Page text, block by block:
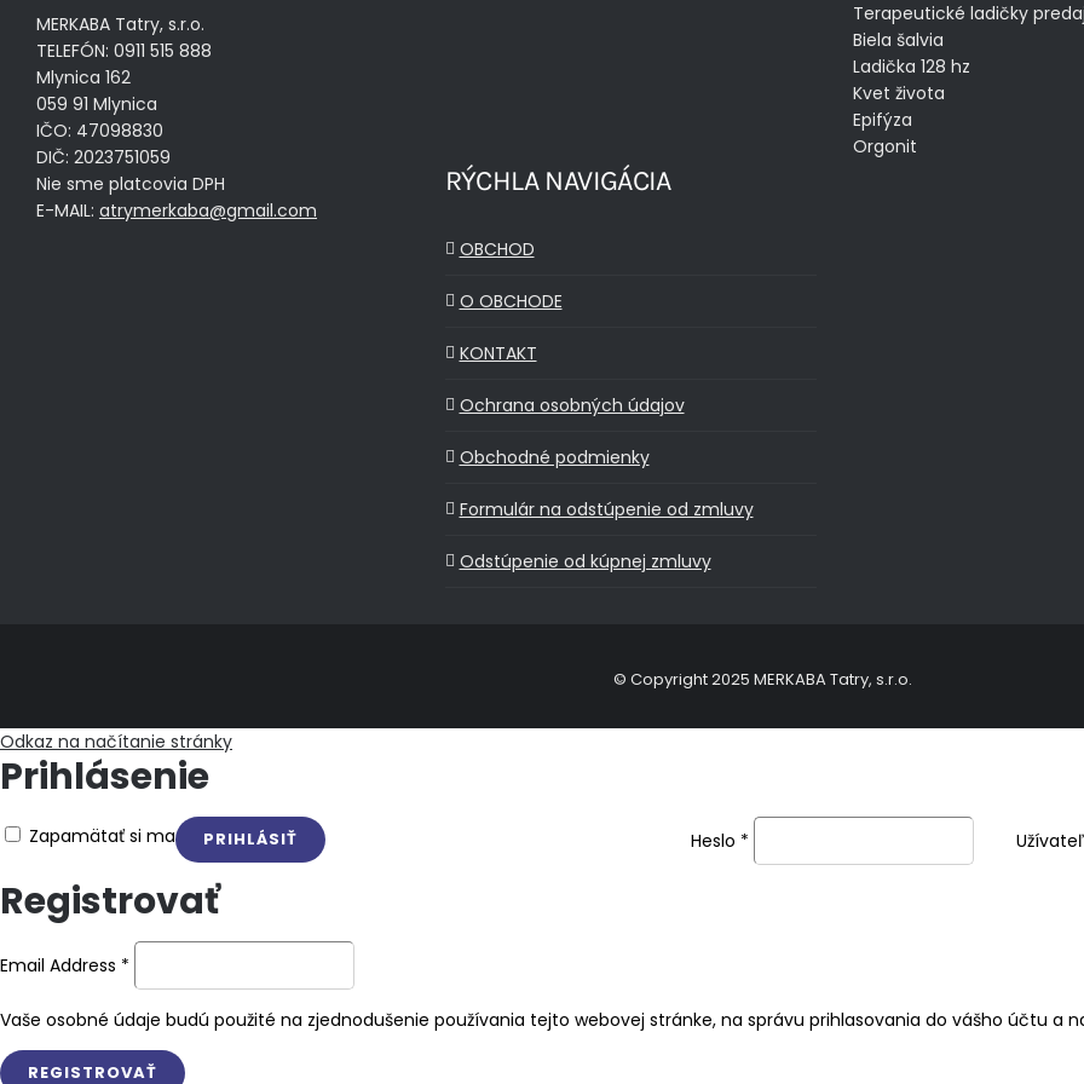
MERKABA Tatry, s.r.o.
TELEFÓN: 0911 515 888
Mlynica 162
059 91 Mlynica
IČO: 47098830
DIČ: 2023751059
Nie sme platcovia DPH
E-MAIL: atrymerkaba@gmail.com
Terapeutické ladičky
Biela šalvia
Ladička 128 hz
Kvet života
Epifýza
Orgonit
RÝCHLA NAVIGÁCIA
OBCHOD
O OBCHODE
KONTAKT
Ochrana osobných údajov
Obchodné podmienky
Formulár na odstúpenie od zmluvy
Odstúpenie od kúpnej zmluvy
© Copyright 2025 MERKABA Tatry, s.r.o.
Odkaz na načítanie stránky
Prihlásenie
Heslo *
Zapamätať si ma
Registrovať
Email Address *
Vaše osobné údaje budú použité na zjednodušenie používania tejto webovej stránke, na správu prihlasovania do vášho účtu a